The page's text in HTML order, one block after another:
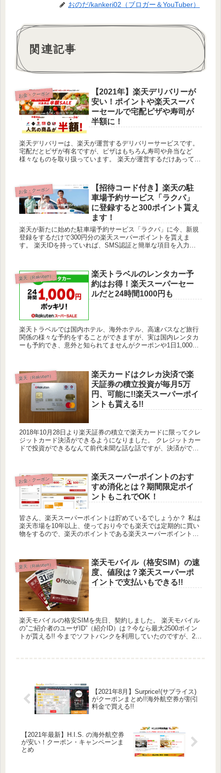
おのだ/kankeri02（ブロガー＆YouTuber）
関連記事
お金・クーポン
【2021年】楽天デリバリーが
安い！ポイントや楽天スーパ
ーセールで宅配ピザや寿司が
半額に！
楽天デリバリーは、楽天が運営するデリバリーサービスです。
宅配だとピザが有名ですが、ピザはもちろん寿司や弁当など
様々なものを取り扱っています。 楽天が運営するだけあって決
お金・クーポン
【招待コード付き】楽天の駐
車場予約サービス「ラクパ」
に登録すると300ポイント貰え
ます！
楽天が新たに始めた駐車場予約サービス「ラクパ」に今、新規
登録をするだけで300円分の楽天スーパーポイントを貰えま
す。 楽天IDを持っていれば、SMS認証と簡単な項目を入力す
楽天（Rakuten）
楽天トラベルのレンタカー予
約はお得！楽天スーパーセー
ルだと24時間1000円も
楽天トラベルでは国内ホテル、海外ホテル、高速バスなど旅行
関係の様々な予約をすることができますが、実は国内レンタカ
ーも予約でき、意外と知られてませんがクーポンや1日1,000円
楽天（Rakuten）
楽天カードはクレカ決済で楽
天証券の積立投資が毎月5万
円、可能に!!楽天スーパーポイ
ントも貰える!!
2018年10月28日より楽天証券の積立で楽天カードに限ってクレ
ジットカード決済ができるようになりました。 クレジットカー
ドで投資ができるなんて前代未聞な話な話ですが、決済ができ
お金・クーポン
楽天スーパーポイントのおす
すめ消化とは？期間限定ポイ
ントもこれでOK！
皆さん、楽天スーパーポイントは貯めているでしょうか？ 私は
楽天市場を10年以上、使っており今でも楽天では定期的に買い
物をするので、楽天のポイントである楽天スーパーポイントは
楽天（Rakuten）
楽天モバイル（格安SIM）の速
度、値段は？楽天スーパーポ
イントで支払いもできる!!
楽天モバイルの格安SIMを先日、契約しました。 楽天モバイル
の”ご紹介者のユーザID”（紹介ID）は？今なら最大2500ポイン
トが貰える!! 今までソフトバンクを利用していたのですが、2年
【2021年8月】Surprice!(サプライス)
がクーポンまとめ!!海外航空券が割引
料金で買える!!
【2021年最新】H.I.S. の海外航空券
が安い！クーポン・キャンペーンま
とめ